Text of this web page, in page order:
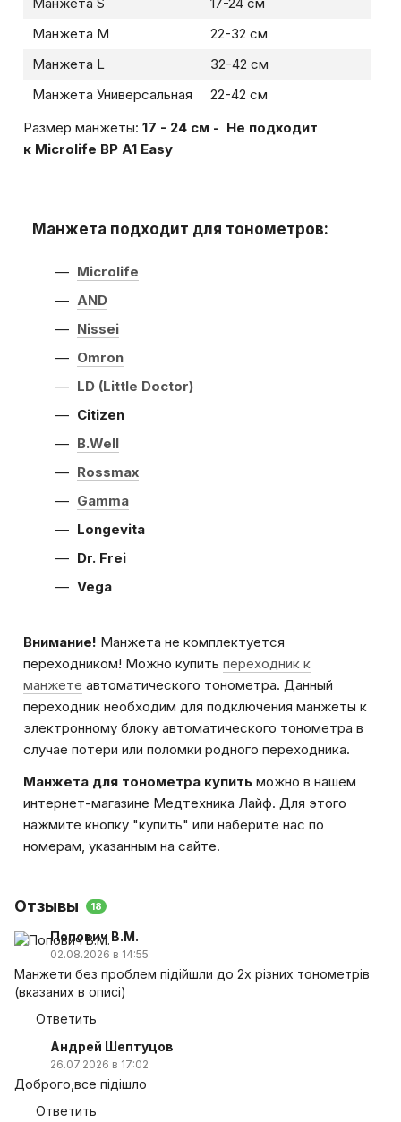
Манжета M
22-32 см
Манжета L
32-42 см
Манжета Универсальная
22-42 см
Размер манжеты: 17 - 24 см - Не подходит
к Microlife BP A1 Easy
Манжета подходит для тонометров:
Microlife
AND
Nissei
Omron
LD (Little Doctor)
Citizen
B.Well
Rossmax
Gamma
Longevita
Dr. Frei
Vega
Внимание! Манжета не комплектуется
переходником! Можно купить переходник к
манжете автоматического тонометра. Данный
переходник необходим для подключения манжеты к
электронному блоку автоматического тонометра в
случае потери или поломки родного переходника.
Манжета для тонометра купить можно в нашем
интернет-магазине Медтехника Лайф. Для этого
нажмите кнопку "купить" или наберите нас по
номерам, указанным на сайте.
Отзывы 18
Попович В.М.
02.08.2026 в 14:55
Манжети без проблем підійшли до 2х різних тонометрів
(вказаних в описі)
Ответить
Андрей Шептуцов
26.07.2026 в 17:02
Доброго,все підішло
Ответить